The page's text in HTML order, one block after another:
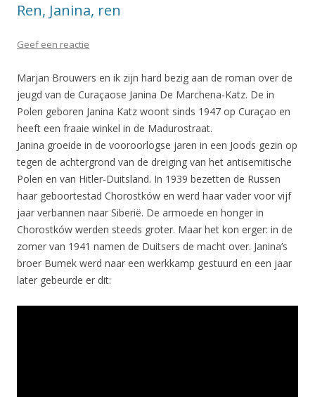
Ren, Janina, ren
Geef een reactie
Marjan Brouwers en ik zijn hard bezig aan de roman over de
jeugd van de Curaçaose Janina De Marchena-Katz. De in
Polen geboren Janina Katz woont sinds 1947 op Curaçao en
heeft een fraaie winkel in de Madurostraat.
Janina groeide in de vooroorlogse jaren in een Joods gezin op
tegen de achtergrond van de dreiging van het antisemitische
Polen en van Hitler-Duitsland. In 1939 bezetten de Russen
haar geboortestad Chorostków en werd haar vader voor vijf
jaar verbannen naar Siberië. De armoede en honger in
Chorostków werden steeds groter. Maar het kon erger: in de
zomer van 1941 namen de Duitsers de macht over. Janina’s
broer Bumek werd naar een werkkamp gestuurd en een jaar
later gebeurde er dit: